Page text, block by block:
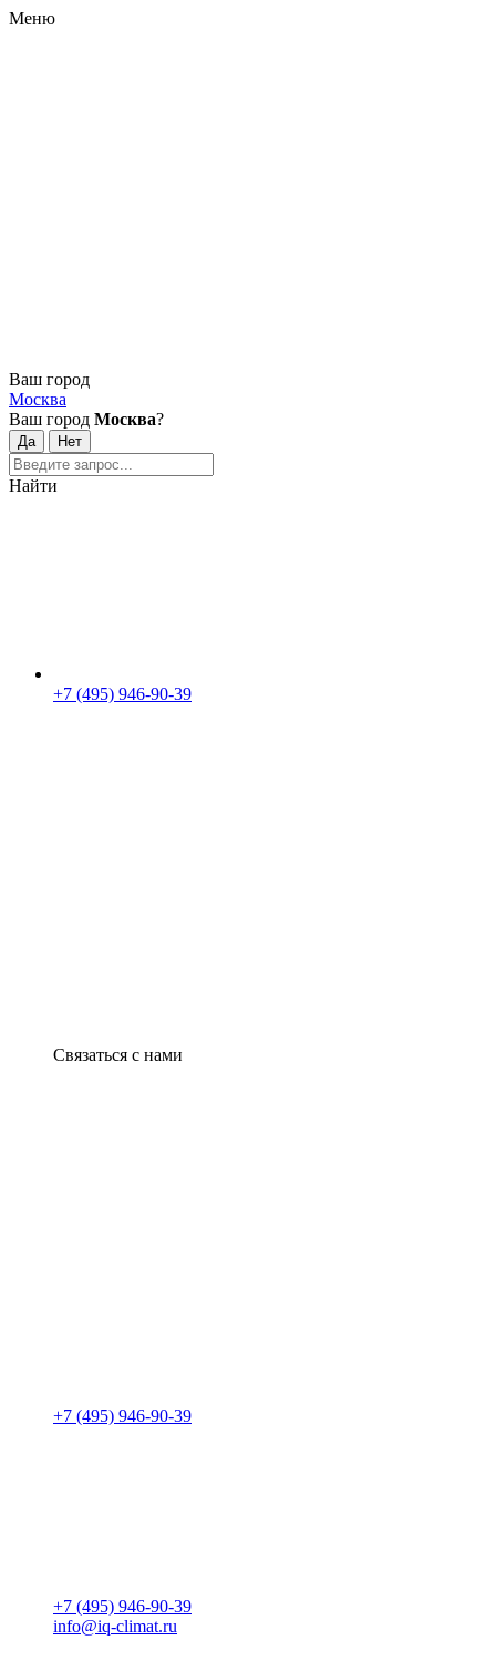
Меню
Ваш город
Москва
Ваш город Москва?
Найти
+7 (495) 946-90-39
Связаться с нами
+7 (495) 946-90-39
+7 (495) 946-90-39
info@iq-climat.ru